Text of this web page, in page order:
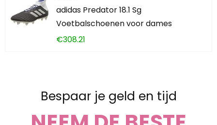
adidas Predator 18.1 Sg
Voetbalschoenen voor dames
€308.21
Bespaar je geld en tijd